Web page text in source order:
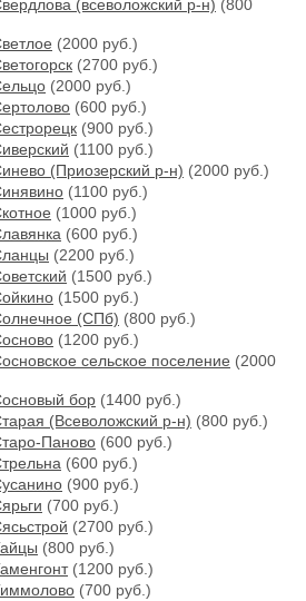
(всеволожский р-н) (800
(2000 руб.)
(2700 руб.)
(2000 руб.)
(600 руб.)
(900 руб.)
(1100 руб.)
(Приозерский р-н) (2000 руб.)
(1100 руб.)
(1000 руб.)
(600 руб.)
(2200 руб.)
(1500 руб.)
(1500 руб.)
(СПб) (800 руб.)
(1200 руб.)
сельское поселение (2000
бор (1400 руб.)
(Всеволожский р-н) (800 руб.)
Паново (600 руб.)
(600 руб.)
(900 руб.)
(700 руб.)
(2700 руб.)
(800 руб.)
(1200 руб.)
(700 руб.)